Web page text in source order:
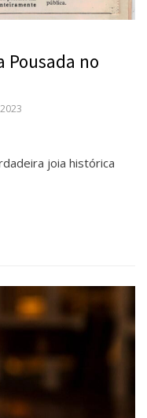
Pousada no
2023
joia histórica